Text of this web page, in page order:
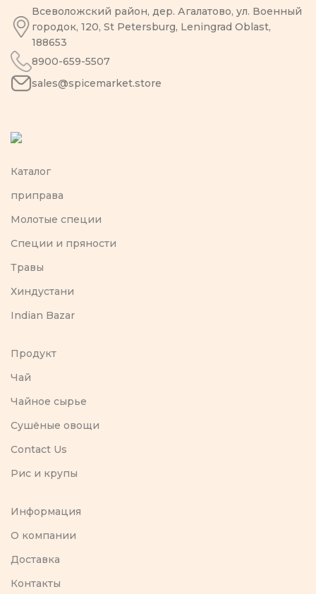
Всеволожский район, дер. Агалатово, ул. Военный
городок, 120, St Petersburg, Leningrad Oblast,
188653
8900-659-5507
sales@spicemarket.store
Каталог
приправа
Молотые специи
Специи и пряности
Травы
Хиндустани
Indian Bazar
Продукт
Чай
Чайное сырье
Сушёные овощи
Contact Us
Рис и крупы
Информация
O компании
Доставка
Контакты